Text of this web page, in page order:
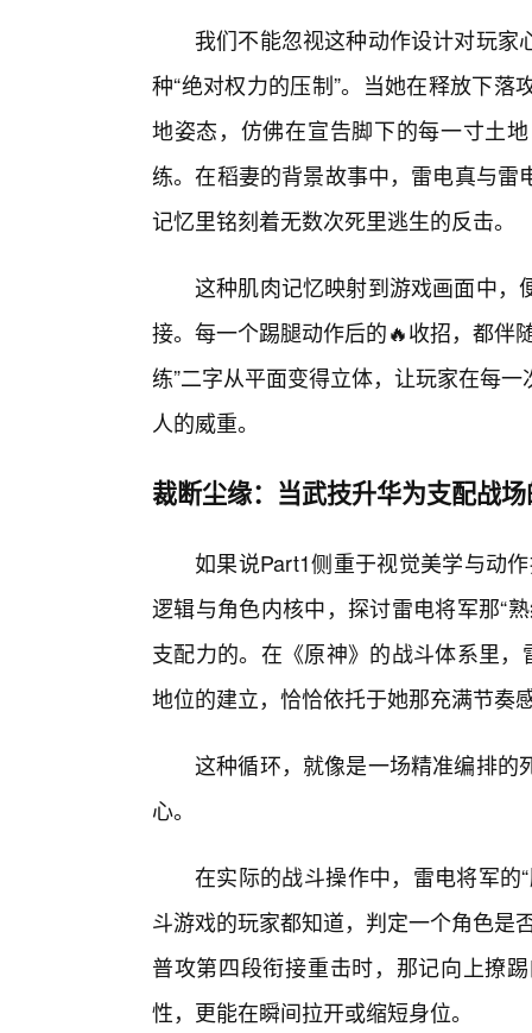
我们不能忽视这种动作设计对玩
种“绝对权力的压制”。当她在释放下
地姿态，仿佛在宣告脚下的每一寸土
练。在稻妻的背景故事中，雷电真与
记忆里铭刻着无数次死里逃生的反击。
这种肌肉记忆映射到游戏画面中，
接。每一个踢腿动作后的🔥收招，都伴
练”二字从平面变得立体，让玩家在每
人的威重。
裁断尘缘：当武技升华为支配战
如果说Part1侧重于视觉美学与动
逻辑与角色内核中，探讨雷电将军那“
支配力的。在《原神》的战斗体系里
地位的建立，恰恰依托于她那充满节奏
这种循环，就像是一场精准编排的
心。
在实际的战斗操作中，雷电将军的
斗游戏的玩家都知道，判定一个角色是
普攻第四段衔接重击时，那记向上撩
性，更能在瞬间拉开或缩短身位。